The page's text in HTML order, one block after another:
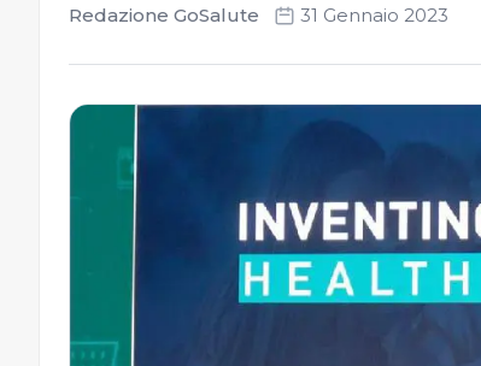
Redazione GoSalute 31 Gennaio 2023